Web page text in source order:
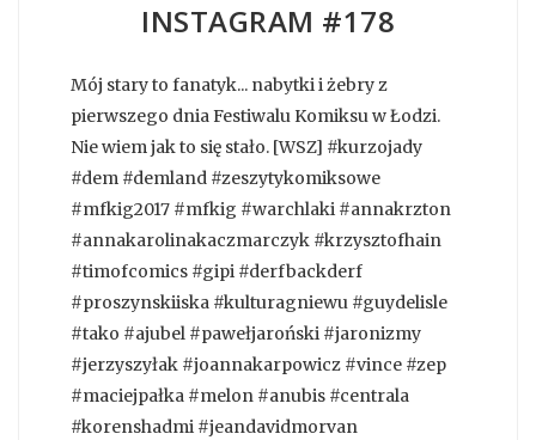
INSTAGRAM #178
Mój stary to fanatyk... nabytki i żebry z
pierwszego dnia Festiwalu Komiksu w Łodzi.
Nie wiem jak to się stało. [WSZ] #kurzojady
#dem #demland #zeszytykomiksowe
#mfkig2017 #mfkig #warchlaki #annakrzton
#annakarolinakaczmarczyk #krzysztofhain
#timofcomics #gipi #derfbackderf
#proszynskiiska #kulturagniewu #guydelisle
#tako #ajubel #pawełjaroński #jaronizmy
#jerzyszyłak #joannakarpowicz #vince #zep
#maciejpałka #melon #anubis #centrala
#korenshadmi #jeandavidmorvan